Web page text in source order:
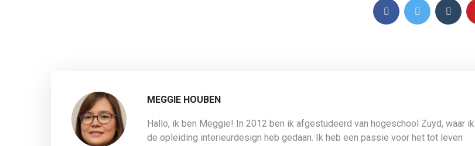
MEGGIE HOUBEN
Hallo, ik ben Meggie! In 2012 ben ik afgestudeerd van hogeschool Zuyd, waar ik
de opleiding interieurdesign heb gedaan. Ik heb een passie voor het tot leven